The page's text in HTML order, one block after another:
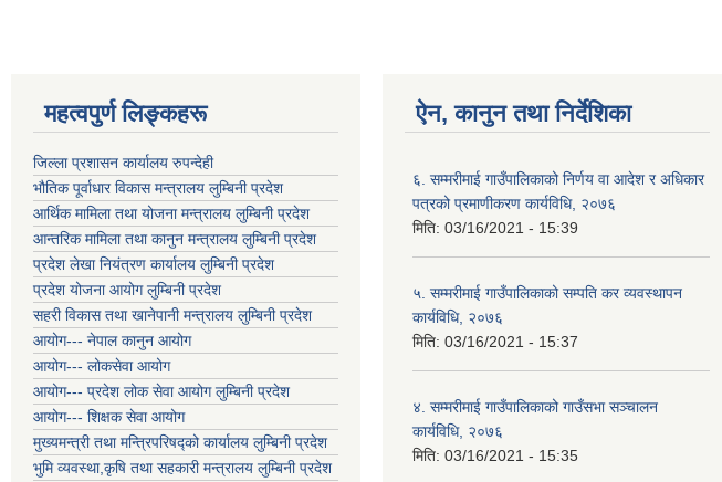
महत्वपुर्ण लिङ्कहरू
जिल्ला प्रशासन कार्यालय रुपन्देही
भौतिक पूर्वाधार विकास मन्त्रालय लुम्बिनी प्रदेश
आर्थिक मामिला तथा योजना मन्त्रालय लुम्बिनी प्रदेश
आन्तरिक मामिला तथा कानुन मन्त्रालय लुम्बिनी प्रदेश
प्रदेश लेखा नियंत्रण कार्यालय लुम्बिनी प्रदेश
प्रदेश योजना आयोग लुम्बिनी प्रदेश
सहरी विकास तथा खानेपानी मन्त्रालय लुम्बिनी प्रदेश
आयोग--- नेपाल कानुन आयोग
आयोग--- लोकसेवा आयोग
आयोग--- प्रदेश लोक सेवा आयोग लुम्बिनी प्रदेश
आयोग--- शिक्षक सेवा आयोग
मुख्यमन्त्री तथा मन्त्रिपरिषद्को कार्यालय लुम्बिनी प्रदेश
भुमि व्यवस्था,कृषि तथा सहकारी मन्त्रालय लुम्बिनी प्रदेश
ऐन, कानुन तथा निर्देशिका
६. सम्मरीमाई गाउँपालिकाको निर्णय वा आदेश र अधिकार
पत्रको प्रमाणीकरण कार्यविधि, २०७६
मिति: 03/16/2021 - 15:39
५. सम्मरीमाई गाउँपालिकाको सम्पति कर व्यवस्थापन
कार्यविधि, २०७६
मिति: 03/16/2021 - 15:37
४. सम्मरीमाई गाउँपालिकाको गाउँसभा सञ्चालन
कार्यविधि, २०७६
मिति: 03/16/2021 - 15:35